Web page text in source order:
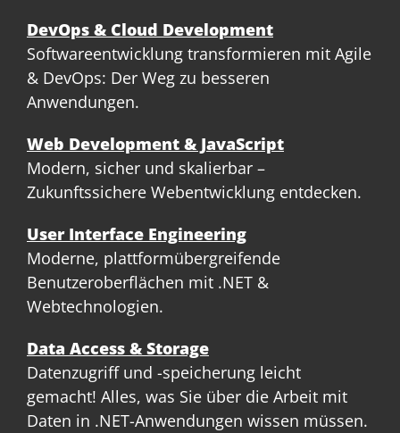
DevOps & Cloud Development
Softwareentwicklung transformieren mit Agile
& DevOps: Der Weg zu besseren
Anwendungen.
Web Development & JavaScript
Modern, sicher und skalierbar –
Zukunftssichere Webentwicklung entdecken.
User Interface Engineering
Moderne, plattformübergreifende
Benutzeroberflächen mit .NET &
Webtechnologien.
Data Access & Storage
Datenzugriff und -speicherung leicht
gemacht! Alles, was Sie über die Arbeit mit
Daten in .NET-Anwendungen wissen müssen.